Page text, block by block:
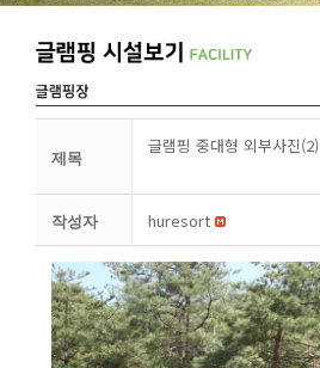
제목
글램핑 중대형 외부사진(2)
작성자 huresort